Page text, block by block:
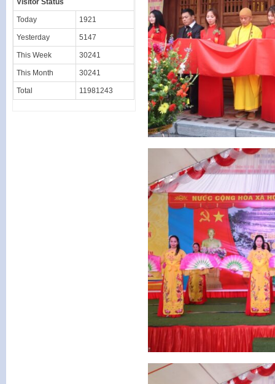
Visitor Status
Today 1921
Yesterday 5147
This Week 30241
This Month 30241
Total 11981243